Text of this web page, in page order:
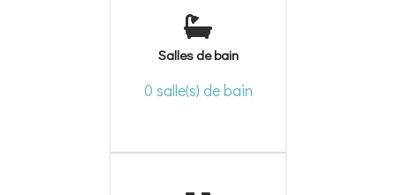
Salles de bain
0 salle(s) de bain